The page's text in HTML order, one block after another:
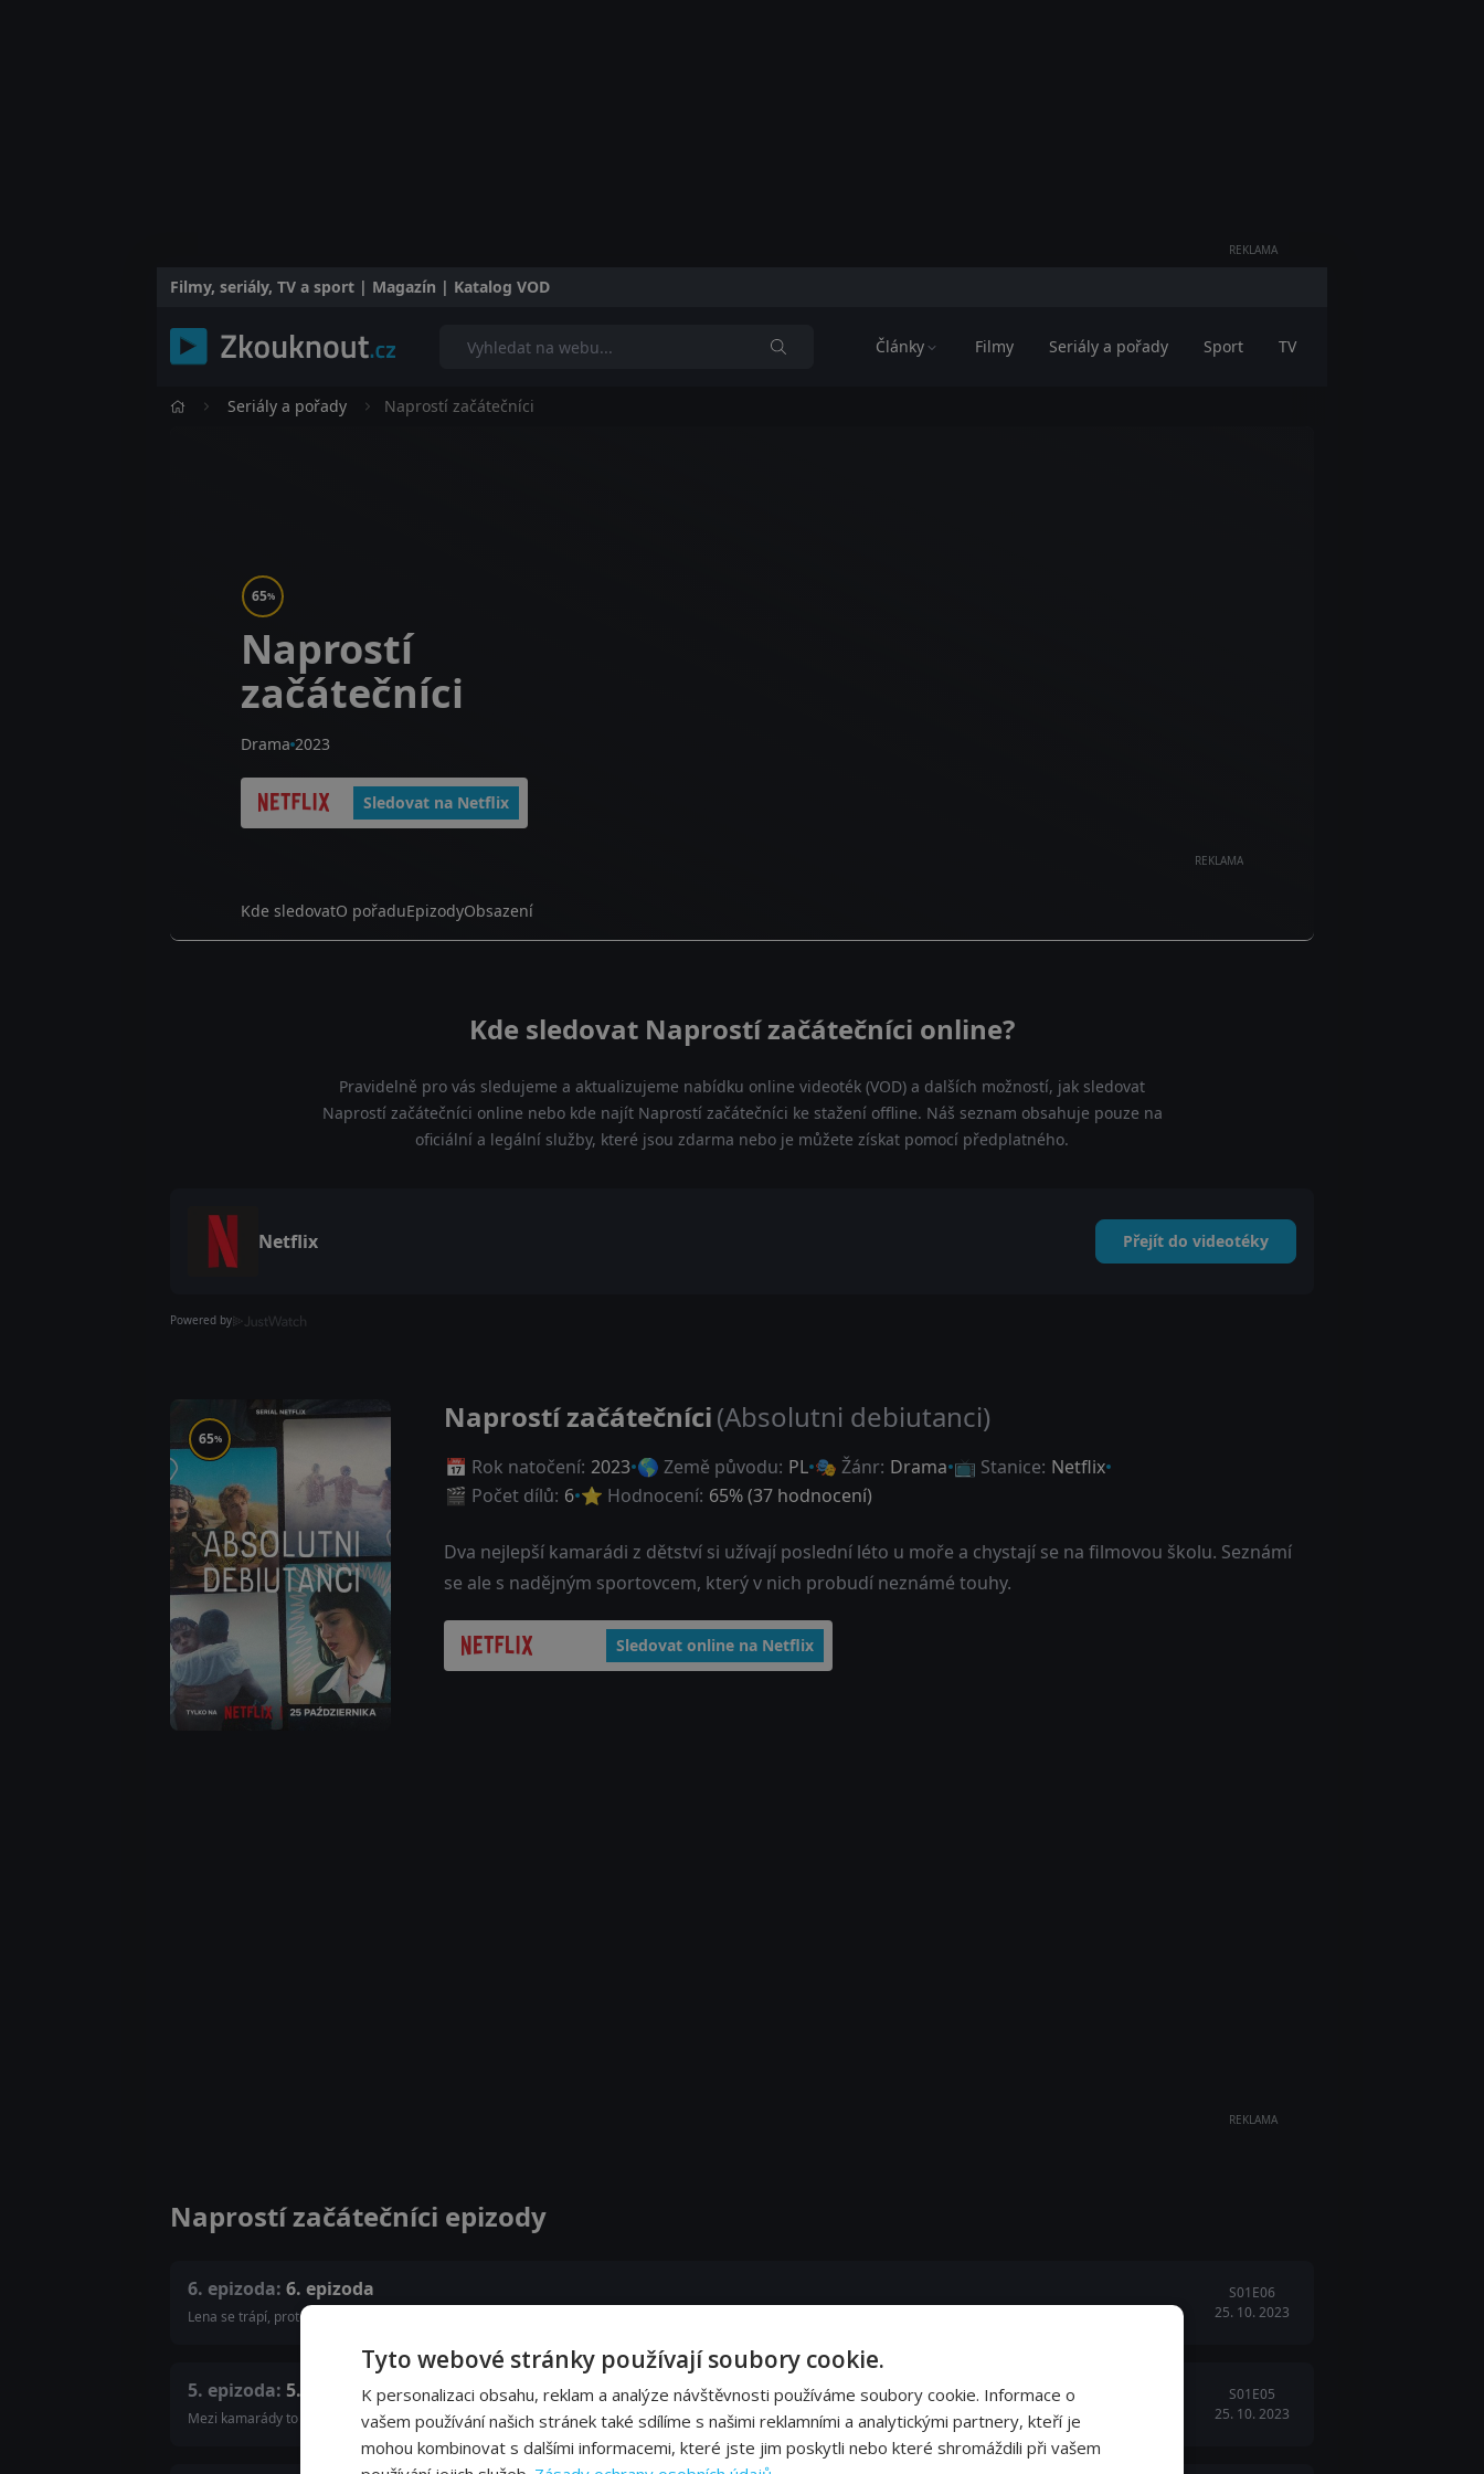
REKLAMA
Filmy, seriály, TV a sport | Magazín | Katalog VOD
Články Filmy Seriály a pořady Sport TV
Seriály a pořady Naprostí začátečníci
REKLAMA
65%
Naprostí
začátečníci
Drama 2023
Sledovat na Netflix
Kde sledovatO pořaduEpizodyObsazení
Kde sledovat Naprostí začátečníci online?
Pravidelně pro vás sledujeme a aktualizujeme nabídku online videoték (VOD) a dalších možností, jak sledovat
Naprostí začátečníci online nebo kde najít Naprostí začátečníci ke stažení offline. Náš seznam obsahuje pouze na
oficiální a legální služby, které jsou zdarma nebo je můžete získat pomocí předplatného.
Netflix Přejít do videotéky
Powered by
65%
Naprostí začátečníci(Absolutni debiutanci)
📅 Rok natočení: 2023 🌎 Země původu: PL 🎭 Žánr: Drama 📺 Stanice: Netflix
🎬 Počet dílů: 6 ⭐ Hodnocení: 65% (37 hodnocení)
Dva nejlepší kamarádi z dětství si užívají poslední léto u moře a chystají se na filmovou školu. Seznámí
se ale s nadějným sportovcem, který v nich probudí neznámé touhy.
Sledovat online na Netflix
REKLAMA
Naprostí začátečníci epizody
6. epizoda: 6. epizoda
Lena se trápí, protože se jí nedaří dotočit film včas. Igor se cítí provinile, a vezme proto budoucnost pevně do vlastních rukou.
S01E06
25. 10. 2023
5. epizoda: 5. epizoda
Mezi kamarády to skřípe a nad celým projektem visí velký otazník. Po skandálním odhalení hledá Niko oporu u Leny.
S01E05
25. 10. 2023
Tyto webové stránky používají soubory cookie.
K personalizaci obsahu, reklam a analýze návštěvnosti používáme soubory cookie. Informace o
vašem používání našich stránek také sdílíme s našimi reklamními a analytickými partnery, kteří je
mohou kombinovat s dalšími informacemi, které jste jim poskytli nebo které shromáždili při vašem